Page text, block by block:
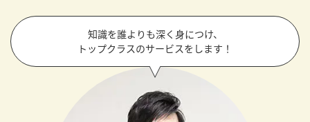
知識を誰よりも深く身につけ、
トップクラスのサービスをします！